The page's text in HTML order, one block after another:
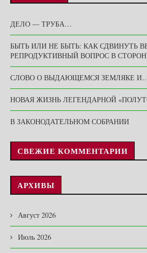
ДЕЛО — ТРУБА…
БЫТЬ ИЛИ НЕ БЫТЬ: КАК СДВИНУТЬ
РЕПРОДУКТИВНЫЙ ВОПРОС В
СЛОВО О ВЫДАЮЩЕМСЯ ЗЕМЛЯКЕ
НОВАЯ ЖИЗНЬ ЛЕГЕНДАРНОЙ
В ЗАКОНОДАТЕЛЬНОМ СОБРАНИИ
СВЕЖИЕ КОММЕНТАРИИ
АРХИВЫ
Август 2026
Июль 2026